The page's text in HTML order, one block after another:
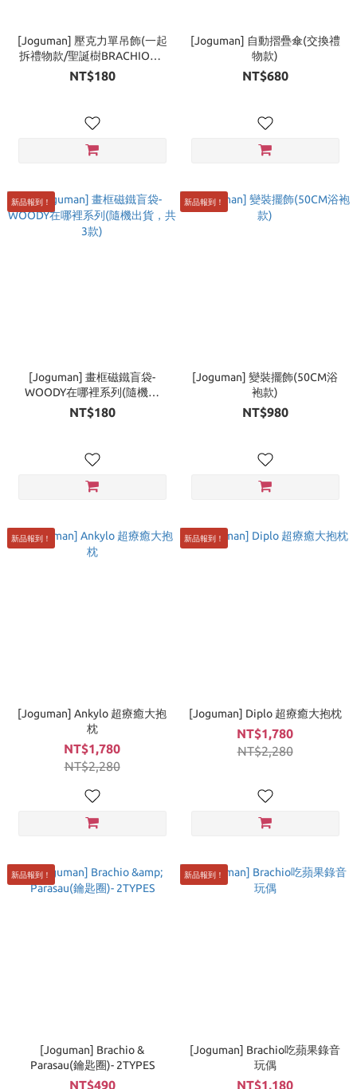
[Joguman] 壓克力單吊飾(一起
拆禮物款/聖誕樹BRACHIO款/
緞帶纏繞款)
NT$180
[Joguman] 自動摺疊傘(交換禮
物款)
NT$680
新品報到！
[Joguman] 畫框磁鐵盲袋-
WOODY在哪裡系列(隨機出
貨，共3款)
NT$180
新品報到！
[Joguman] 變裝擺飾(50CM浴
袍款)
NT$980
新品報到！
[Joguman] Ankylo 超療癒大抱
枕
NT$1,780
NT$2,280
新品報到！
[Joguman] Diplo 超療癒大抱枕
NT$1,780
NT$2,280
新品報到！
[Joguman] Brachio &
Parasau(鑰匙圈)- 2TYPES
NT$490
新品報到！
[Joguman] Brachio吃蘋果錄音
玩偶
NT$1,180